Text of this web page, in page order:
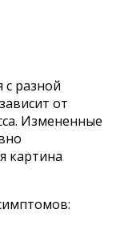
с разной
от
Измененные
картина